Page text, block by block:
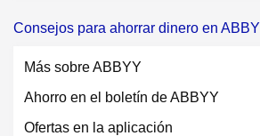
Consejos para ahorrar dinero en
Más sobre ABBYY
Ahorro en el boletín de ABBYY
Ofertas en la aplicación